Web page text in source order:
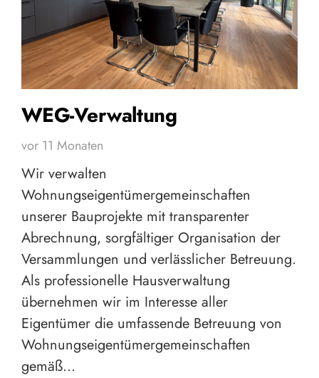
WEG-Verwaltung
vor 11 Monaten
Wir verwalten
Wohnungseigentümergemeinschaften
unserer Bauprojekte mit transparenter
Abrechnung, sorgfältiger Organisation der
Versammlungen und verlässlicher Betreuung.
Als professionelle Hausverwaltung
übernehmen wir im Interesse aller
Eigentümer die umfassende Betreuung von
Wohnungseigentümergemeinschaften
gemäß…